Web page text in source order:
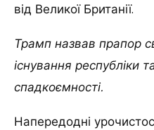
від Великої Британії.
Трамп назвав прапор
існування республіки
спадкоємності.
Напередодні